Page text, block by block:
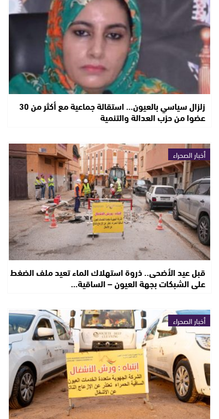
زلزال سياسي بالعيون… استقالة جماعية مع أكثر من 30
عضوا من حزب العدالة والتنمية
أخبار الصحراء
قبل عيد الأضحى.. ذروة استهلاك الماء تعيد ملف الضغط
على الشبكات بجهة العيون – الساقية…
أخبار الصحراء